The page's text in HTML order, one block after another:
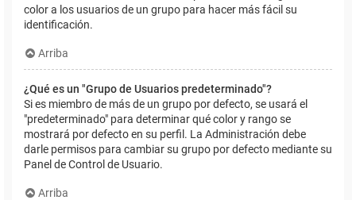
color a los usuarios de un grupo para hacer más fácil su
identificación.
Arriba
¿Qué es un "Grupo de Usuarios predeterminado"?
Si es miembro de más de un grupo por defecto, se usará el
"predeterminado" para determinar qué color y rango se
mostrará por defecto en su perfil. La Administración debe
darle permisos para cambiar su grupo por defecto mediante su
Panel de Control de Usuario.
Arriba